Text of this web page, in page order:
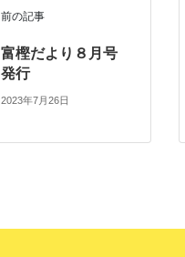
前の記事
富樫だより８月号
発行
2023年7月26日